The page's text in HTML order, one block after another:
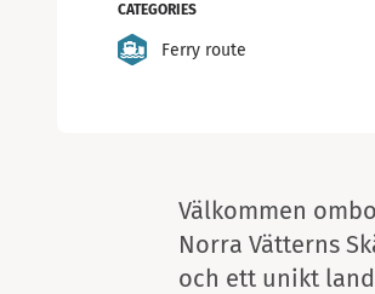
CATEGORIES
Ferry route
Välkommen
Norra Vätterns
och ett unikt